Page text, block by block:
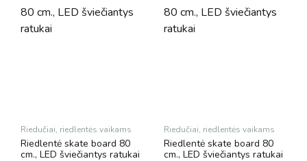
Riedučiai, riedlentės vaikams
Riedlentė skate board 80
cm., LED šviečiantys ratukai
Riedučiai, riedlentės vaikams
Riedlentė skate board 80
cm., LED šviečiantys ratukai